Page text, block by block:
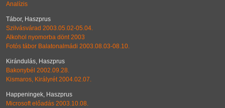
Analízis
Tábor, Haszprus
Szilvásvárad 2003.05.02-05.04.
Alkohol nyomorba dönt 2003
Fotós tábor Balatonalmádi 2003.08.03-08.10.
Kirándulás, Haszprus
Bakonybél 2002.09.28.
Kismaros, Királyrét 2004.02.07.
Happeningek, Haszprus
Microsoft előadás 2003.10.08.